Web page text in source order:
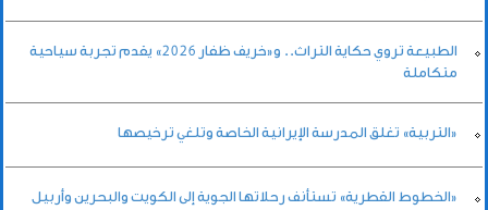
الطبيعة تروي حكاية التراث.. و«خريف ظفار 2026» يقدم تجربة سياحية
متكاملة
«التربية» تغلق المدرسة الإيرانية الخاصة وتلغي ترخيصها
«الخطوط القطرية» تستأنف رحلاتها الجوية إلى الكويت والبحرين وأربيل